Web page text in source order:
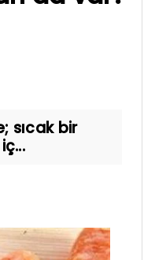
sıcak bir